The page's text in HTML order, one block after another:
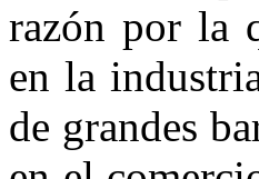
razón por la
en la
de grandes